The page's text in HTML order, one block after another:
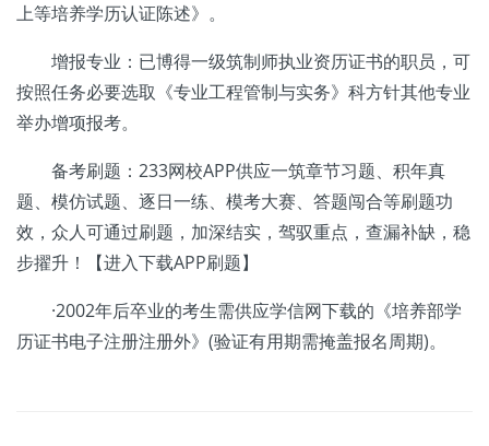
上等培养学历认证陈述》。
增报专业：已博得一级筑制师执业资历证书的职员，可
按照任务必要选取《专业工程管制与实务》科方针其他专业
举办增项报考。
备考刷题：233网校APP供应一筑章节习题、积年真
题、模仿试题、逐日一练、模考大赛、答题闯合等刷题功
效，众人可通过刷题，加深结实，驾驭重点，查漏补缺，稳
步擢升！【进入下载APP刷题】
·2002年后卒业的考生需供应学信网下载的《培养部学
历证书电子注册注册外》(验证有用期需掩盖报名周期)。